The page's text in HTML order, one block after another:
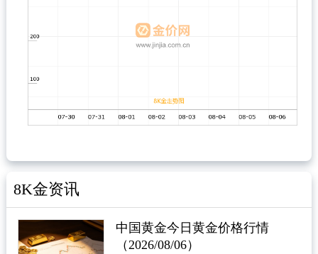
8K金资讯
中国黄金今日黄金价格行情
（2026/08/06）